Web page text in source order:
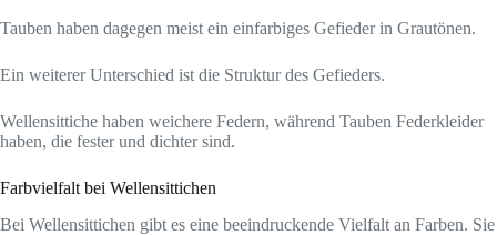
Tauben haben dagegen meist ein einfarbiges Gefieder in Grautönen.
Ein weiterer Unterschied ist die Struktur des Gefieders.
Wellensittiche haben weichere Federn, während Tauben Federkleider
haben, die fester und dichter sind.
Farbvielfalt bei Wellensittichen
Bei Wellensittichen gibt es eine beeindruckende Vielfalt an Farben. Sie